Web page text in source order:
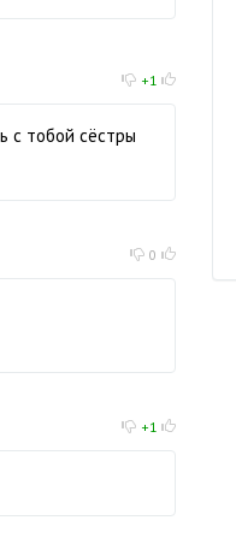
+1
с тобой сёстры
0
+1